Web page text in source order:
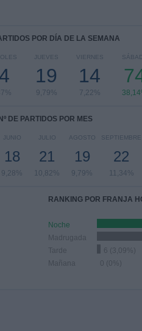
POR DÍA DE LA SEMANA
JUEVES
19
9,79%
VIERNES
14
7,22%
Nº DE PARTIDOS POR MES
JUNIO
18
9,28%
JULIO
21
10,82%
AGOSTO
19
9,79%
SEPTIEMBRE
22
11,34%
RANKING POR FRANJA
Noche
Madrugada
Tarde
6 (3,09%)
Mañana
0 (0%)